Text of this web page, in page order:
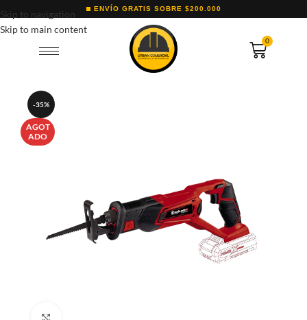
Skip to navigation
Skip to main content
ENVÍO GRATIS SOBRE $200.000
0
-35%
AGOT
ADO